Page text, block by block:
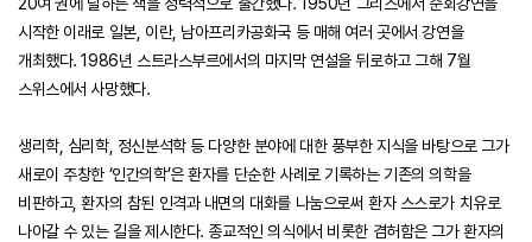
시작한 이래로 일본, 이란, 남아프리카공화국 등 매해 여러 곳에서 강연을
개최했다. 1986년 스트라스부르에서의 마지막 연설을 뒤로하고 그해 7월
스위스에서 사망했다.
생리학, 심리학, 정신분석학 등 다양한 분야에 대한 풍부한 지식을 바탕으로 그가
새로이 주창한 ‘인간의학’은 환자를 단순한 사례로 기록하는 기존의 의학을
비판하고, 환자의 참된 인격과 내면의 대화를 나눔으로써 환자 스스로가 치유로
나아갈 수 있는 길을 제시한다. 종교적인 의식에서 비롯한 겸허함은 그가 환자의